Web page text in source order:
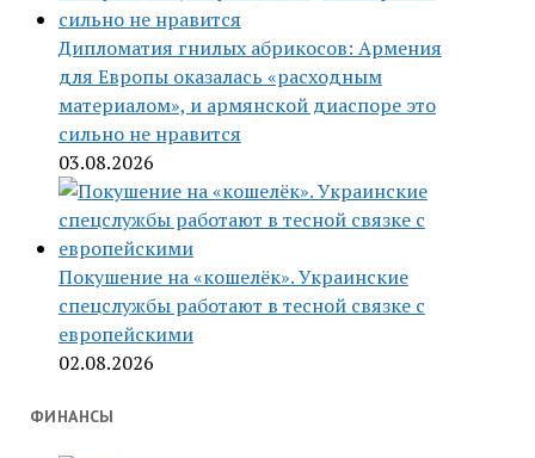
Дипломатия гнилых абрикосов: Армения
для Европы оказалась «расходным
материалом», и армянской диаспоре это
сильно не нравится
03.08.2026
Покушение на «кошелёк». Украинские
спецслужбы работают в тесной связке с
европейскими
02.08.2026
ФИНАНСЫ